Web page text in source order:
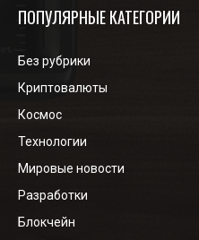
ПОПУЛЯРНЫЕ КАТЕГОРИИ
Без рубрики
Криптовалюты
Космос
Технологии
Мировые новости
Разработки
Блокчейн